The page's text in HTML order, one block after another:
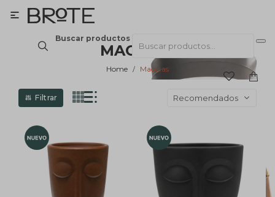
Buscar productos

MACETAS
Home Macetas
Recomendados